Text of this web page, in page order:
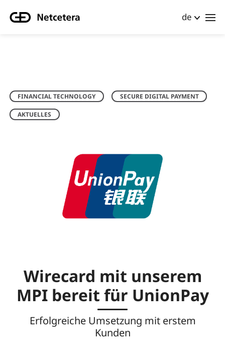
de
FINANCIAL TECHNOLOGY SECURE DIGITAL PAYMENT
AKTUELLES
Wirecard mit unserem
MPI bereit für UnionPay
Erfolgreiche Umsetzung mit erstem
Kunden